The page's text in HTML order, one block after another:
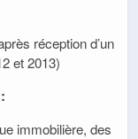
réception d’un
et 2013)
immobilière, des